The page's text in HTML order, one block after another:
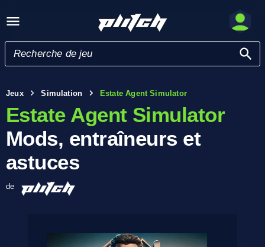
Jeux Simulation Estate Agent Simulator
Estate Agent Simulator
Mods, entraîneurs et
astuces
de